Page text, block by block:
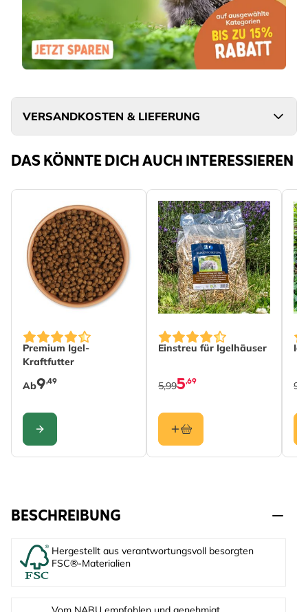
VERSANDKOSTEN & LIEFERUNG
DAS KÖNNTE DICH AUCH INTERESSIEREN
Premium Igel-
Kraftfutter
The price depends on the options chosen on the
Ab9,49
KONFIGURIEREN
Einstreu für Igelhäuser
5,69
5,99
BESCHREIBUNG
Hergestellt aus verantwortungsvoll besorgten
FSC®-Materialien